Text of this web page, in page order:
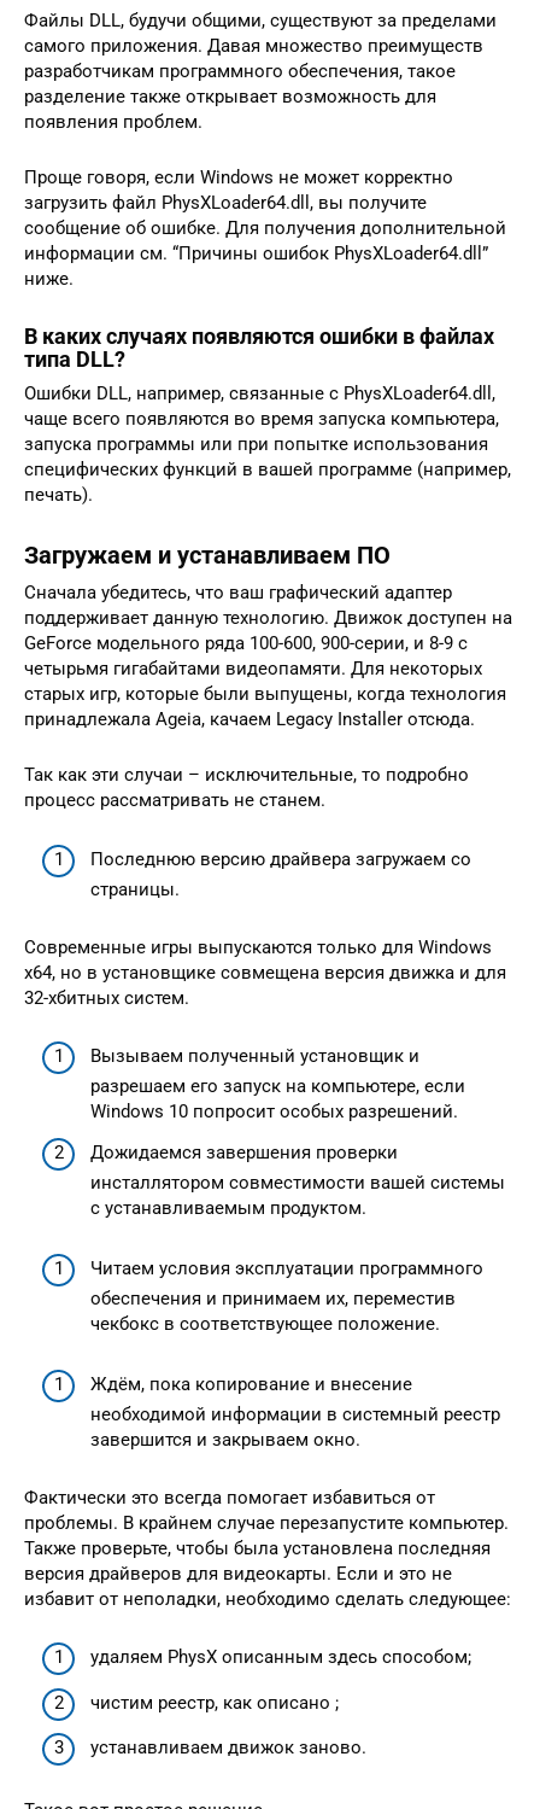
Файлы DLL, будучи общими, существуют за пределами
самого приложения. Давая множество преимуществ
разработчикам программного обеспечения, такое
разделение также открывает возможность для
появления проблем.
Проще говоря, если Windows не может корректно
загрузить файл PhysXLoader64.dll, вы получите
сообщение об ошибке. Для получения дополнительной
информации см. “Причины ошибок PhysXLoader64.dll”
ниже.
В каких случаях появляются ошибки в файлах
типа DLL?
Ошибки DLL, например, связанные с PhysXLoader64.dll,
чаще всего появляются во время запуска компьютера,
запуска программы или при попытке использования
специфических функций в вашей программе (например,
печать).
Загружаем и устанавливаем ПО
Сначала убедитесь, что ваш графический адаптер
поддерживает данную технологию. Движок доступен на
GeForce модельного ряда 100-600, 900-серии, и 8-9 с
четырьмя гигабайтами видеопамяти. Для некоторых
старых игр, которые были выпущены, когда технология
принадлежала Ageia, качаем Legacy Installer отсюда.
Так как эти случаи – исключительные, то подробно
процесс рассматривать не станем.
Последнюю версию драйвера загружаем со
страницы.
Современные игры выпускаются только для Windows
x64, но в установщике совмещена версия движка и для
32-хбитных систем.
Вызываем полученный установщик и
разрешаем его запуск на компьютере, если
Windows 10 попросит особых разрешений.
Дожидаемся завершения проверки
инсталлятором совместимости вашей системы
с устанавливаемым продуктом.
Читаем условия эксплуатации программного
обеспечения и принимаем их, переместив
чекбокс в соответствующее положение.
Ждём, пока копирование и внесение
необходимой информации в системный реестр
завершится и закрываем окно.
Фактически это всегда помогает избавиться от
проблемы. В крайнем случае перезапустите компьютер.
Также проверьте, чтобы была установлена последняя
версия драйверов для видеокарты. Если и это не
избавит от неполадки, необходимо сделать следующее:
удаляем PhysX описанным здесь способом;
чистим реестр, как описано ;
устанавливаем движок заново.